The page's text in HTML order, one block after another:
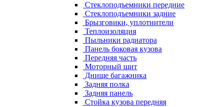
Стеклоподъемники передние
Стеклоподъемники задние
Брызговики, уплотнители
Теплоизоляция
Пыльники радиатора
Панель боковая кузова
Передняя часть
Моторный щит
Днище багажника
Задняя полка
Задняя панель
Стойка кузова передняя